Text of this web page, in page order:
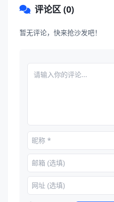
评论区 (0)
暂无评论，快来抢沙发吧！